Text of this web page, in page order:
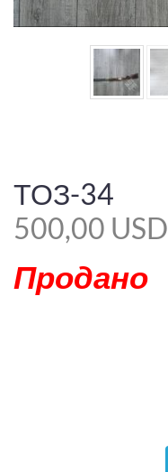
ТОЗ-34
500,00 USD
Продано